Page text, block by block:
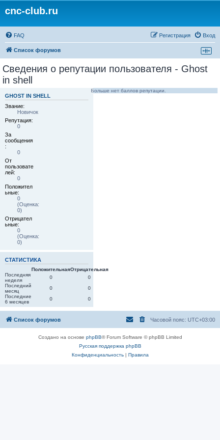
cnc-club.ru
FAQ Вход
Регистрация
Список форумов
Сведения о репутации пользователя - Ghost
in shell
GHOST IN SHELL
Звание:
Новичок
Репутация:
0
За
сообщения
:
0
От
пользовате
лей:
0
Положител
ьные:
0
(Оценка:
0)
Отрицател
ьные:
0
(Оценка:
0)
СТАТИСТИКА
ПоложительнаяОтрицательная
Последняя
неделя
0
0
Последний
месяц
0
0
Последние
6 месяцев
0 0
Больше нет баллов репутации.
Список форумов Часовой пояс: UTC+03:00
Создано на основе phpBB® Forum Software © phpBB Limited
Русская поддержка phpBB
Конфиденциальность| Правила